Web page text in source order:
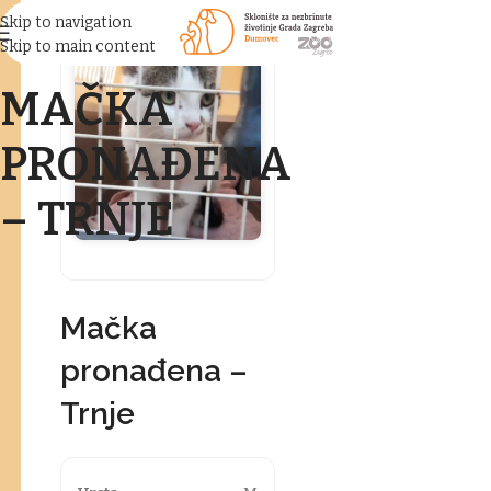
Skip to navigation
Skip to main content
MAČKA
PRONAĐENA
– TRNJE
Mačka
pronađena –
Trnje